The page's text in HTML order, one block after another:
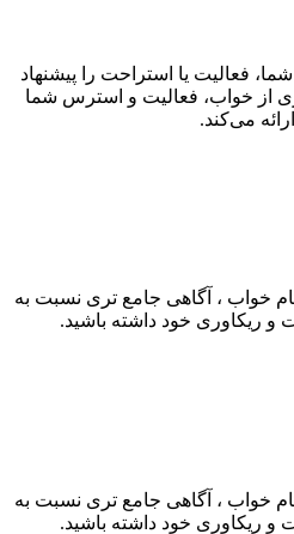
فعالیت یا استراحت را پیشنهاد
از خواب، فعالیت و استرس شما
می‌کند.
خواب ، آگاهی جامع تری نسبت به
و ریکاوری خود داشته باشید.
خواب ، آگاهی جامع تری نسبت به
و ریکاوری خود داشته باشید.